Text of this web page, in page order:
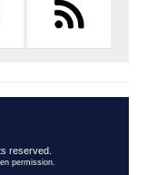
reserved.
permission.